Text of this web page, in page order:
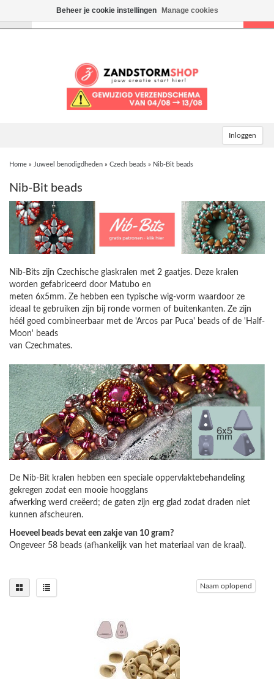
Inloggen
Home » Juweel benodigdheden » Czech beads » Nib-Bit beads
Nib-Bit beads
Nib-Bits zijn Czechische glaskralen met 2 gaatjes. Deze kralen
worden gefabriceerd door Matubo en
meten 6x5mm. Ze hebben een typische wig-vorm waardoor ze
ideaal te gebruiken zijn bij ronde vormen of buitenkanten. Ze zijn
héél goed combineerbaar met de 'Arcos par Puca' beads of de 'Half-
Moon' beads
van Czechmates.
De Nib-Bit kralen hebben een speciale oppervlaktebehandeling
gekregen zodat een mooie hoogglans
afwerking werd creëerd; de gaten zijn erg glad zodat draden niet
kunnen afscheuren.
Hoeveel beads bevat een zakje van 10 gram?
Ongeveer 58 beads (afhankelijk van het materiaal van de kraal).
Naam oplopend
Beheer je cookie instellingen Manage cookies